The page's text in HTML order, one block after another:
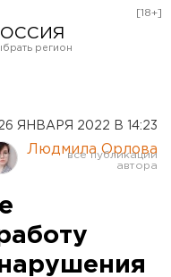
[18+]
ЯНВАРЯ 2022 В 14:23
Людмила Орлова